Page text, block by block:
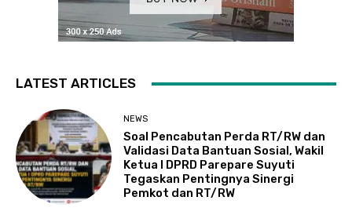
LATEST ARTICLES
NEWS
Soal Pencabutan Perda RT/RW dan
Validasi Data Bantuan Sosial, Wakil
Ketua I DPRD Parepare Suyuti
Tegaskan Pentingnya Sinergi
Pemkot dan RT/RW